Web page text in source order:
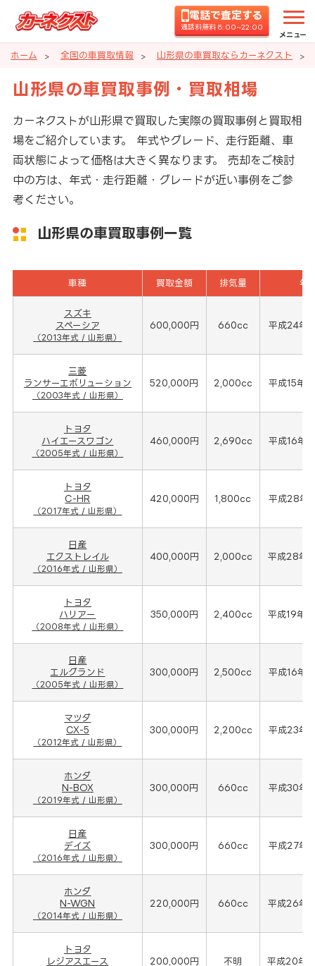
電話で査定する
通話料無料 8:00~22:00
メニュー
ホーム 全国の車買取情報 山形県の車買取ならカーネクスト
山形県の車買取事例・買取相場
カーネクストが山形県で買取した実際の買取事例と買取相
場をご紹介しています。 年式やグレード、走行距離、車
両状態によって価格は大きく異なります。 売却をご検討
中の方は、年式・走行距離・グレードが近い事例をご参
考ください。
山形県の車買取事例一覧
車種 買取金額 排気量 年
スズキ
スペーシア
（2013年式 / 山形県）
600,000円 660cc 平成24年
三菱
ランサーエボリューション
（2003年式 / 山形県）
520,000円 2,000cc 平成15年
トヨタ
ハイエースワゴン
（2005年式 / 山形県）
460,000円 2,690cc 平成16年
トヨタ
C-HR
（2017年式 / 山形県）
420,000円 1,800cc 平成28年
日産
エクストレイル
（2016年式 / 山形県）
400,000円 2,000cc 平成28年
トヨタ
ハリアー
（2008年式 / 山形県）
350,000円 2,400cc 平成19年
日産
エルグランド
（2005年式 / 山形県）
300,000円 2,500cc 平成16年
マツダ
CX-5
（2012年式 / 山形県）
300,000円 2,200cc 平成23年
ホンダ
N-BOX
（2019年式 / 山形県）
300,000円 660cc 平成30年
日産
デイズ
（2016年式 / 山形県）
300,000円 660cc 平成27年
ホンダ
N-WGN
（2014年式 / 山形県）
220,000円 660cc 平成26年
トヨタ
レジアスエース
200,000円 不明 平成20年